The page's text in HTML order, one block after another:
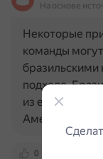
На основе
0
Некоторые
команды
бразильскими
подходе.
из
Америки